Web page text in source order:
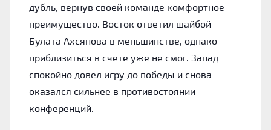
дубль, вернув своей команде комфортное
преимущество. Восток ответил шайбой
Булата Ахсянова в меньшинстве, однако
приблизиться в счёте уже не смог. Запад
спокойно довёл игру до победы и снова
оказался сильнее в противостоянии
конференций.